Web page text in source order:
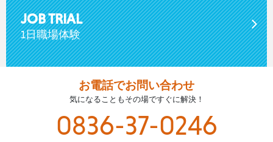
JOB TRIAL
1日職場体験
お電話でお問い合わせ
気になることもその場ですぐに解決！
0836-37-0246